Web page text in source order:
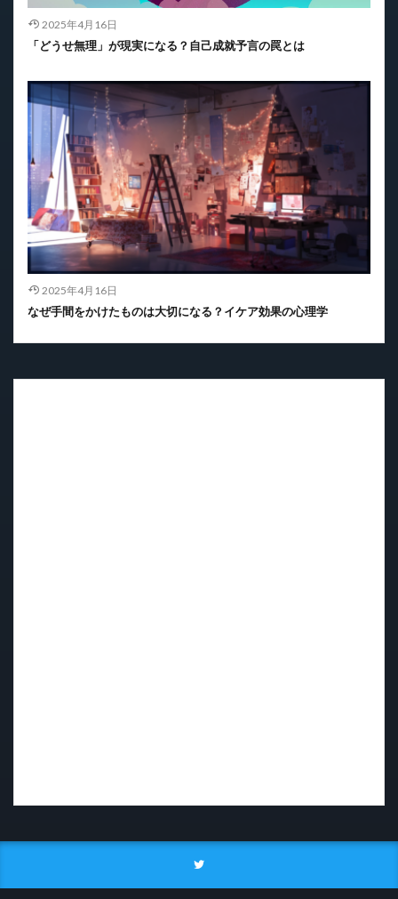
2025年4月16日
「どうせ無理」が現実になる？自己成就予言の罠とは
2025年4月16日
なぜ手間をかけたものは大切になる？イケア効果の心理学